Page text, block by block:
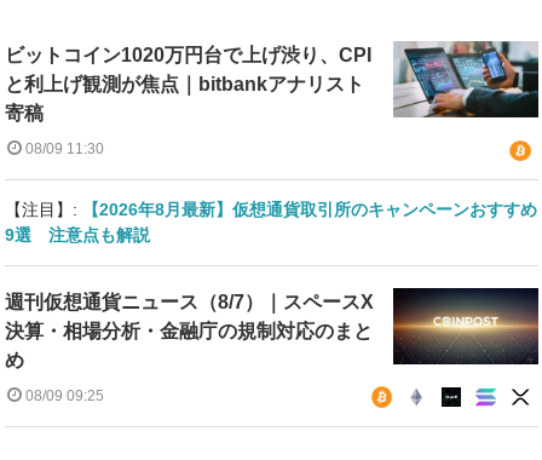
ビットコイン1020万円台で上げ渋り、CPI
と利上げ観測が焦点｜bitbankアナリスト
寄稿
08/09 11:30
【注目】:
【2026年8月最新】仮想通貨取引所のキャンペーンおすすめ
9選 注意点も解説
週刊仮想通貨ニュース（8/7）｜スペースX
決算・相場分析・金融庁の規制対応のまと
め
08/09 09:25